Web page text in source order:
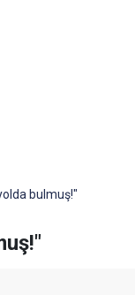
bulmuş!"